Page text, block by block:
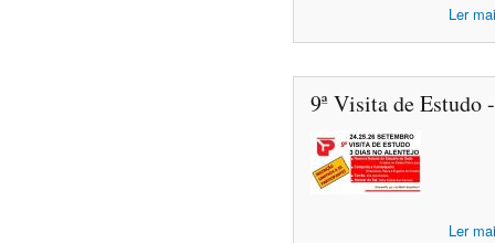
Ler
9ª Visita de Estudo
Ler